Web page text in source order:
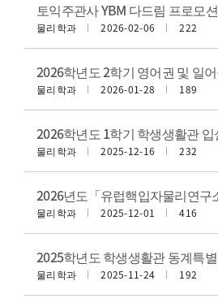
토익주관사 YBM 다드림 프로모션
물리학과 2026-02-06 222
물리학과 2026-01-28 189
물리학과 2025-12-16 232
물리학과 2025-12-01 416
물리학과 2025-11-24 192